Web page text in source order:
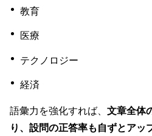
教育
医療
テクノロジー
経済
語彙力を強化すれば、文章全体
り、設問の正答率も自ずとアッ